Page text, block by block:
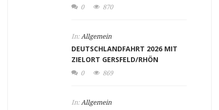
0 870
In: Allgemein
DEUTSCHLANDFAHRT 2026 MIT
ZIELORT GERSFELD/RHÖN
0 869
In: Allgemein